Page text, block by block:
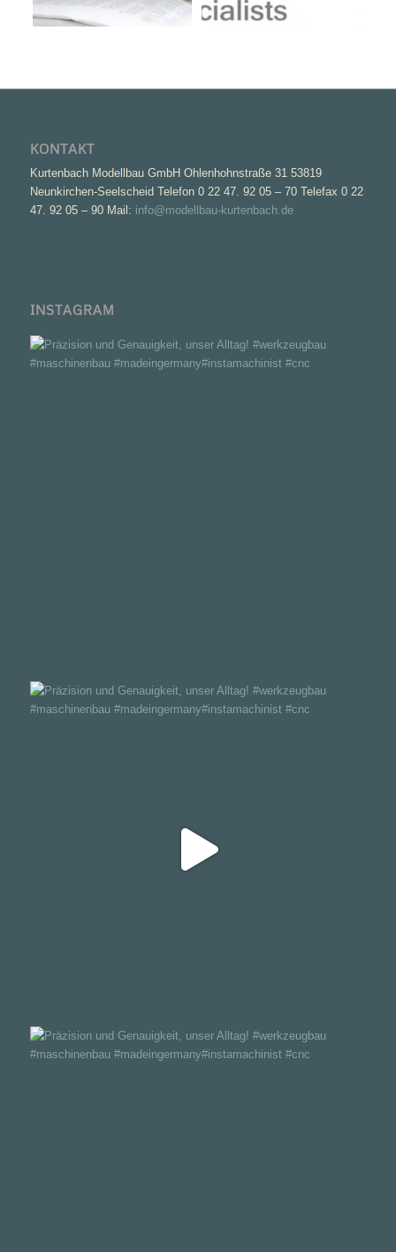
KONTAKT
Kurtenbach Modellbau GmbH Ohlenhohnstraße 31 53819
Neunkirchen-Seelscheid Telefon 0 22 47. 92 05 – 70 Telefax 0 22
47. 92 05 – 90 Mail: info@modellbau-kurtenbach.de
INSTAGRAM